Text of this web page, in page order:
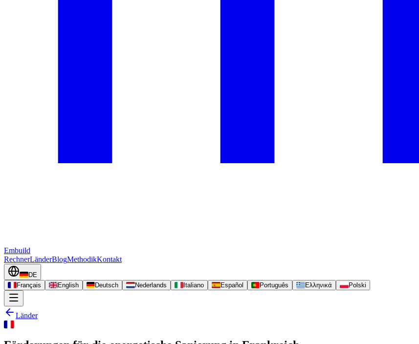
Embuild
RechnerLänderBlogMethodikKontakt
DE
Français
English Deutsch Nederlands Italiano Español Português Ελληνικά Polski
Länder